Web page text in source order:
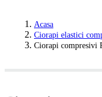
Acasa
Ciorapi elastici
Ciorapi compresivi